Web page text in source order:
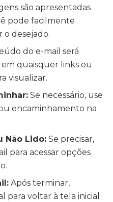
são apresentadas
pode facilmente
o desejado.
do e-mail será
quaisquer links ou
visualizar.
Se necessário, use
encaminhamento na
Não Lido: Se precisar,
para acessar opções
Após terminar,
para voltar à tela inicial